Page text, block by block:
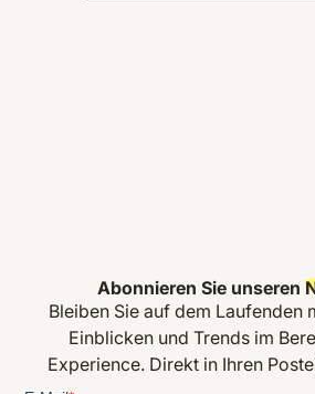
Abonnieren Sie unseren
Bleiben Sie auf dem Laufenden
Einblicken und Trends im
Experience. Direkt in Ihren